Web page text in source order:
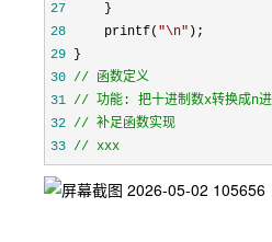
27
28
     printf(
"\n"
29
30 //
31 //
32 //
33 // xxx